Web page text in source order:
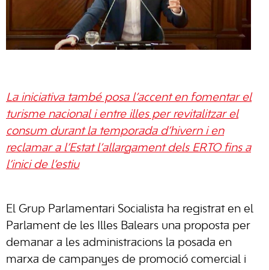
La iniciativa també posa l’accent en fomentar el
turisme nacional i entre illes per revitalitzar el
consum durant la temporada d’hivern i en
reclamar a l’Estat l’allargament dels ERTO fins a
l’inici de l’estiu
El Grup Parlamentari Socialista ha registrat en el
Parlament de les Illes Balears una proposta per
demanar a les administracions la posada en
marxa de campanyes de promoció comercial i